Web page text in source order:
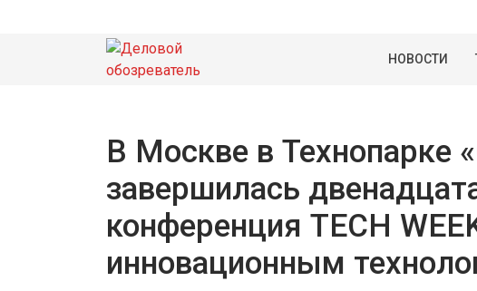
НОВОСТИ
В Москве в Технопарке
завершилась
конференция TECH
инновационным